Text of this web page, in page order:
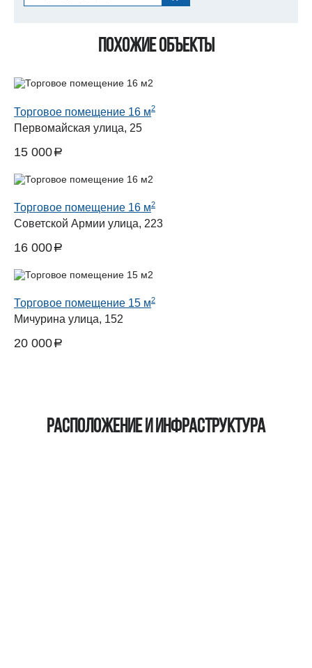
Похожие объекты
Торговое помещение 16 м2
Первомайская улица, 25
15 000a
Торговое помещение 16 м2
Советской Армии улица, 223
16 000a
Торговое помещение 15 м2
Мичурина улица, 152
20 000a
Расположение и инфраструктура